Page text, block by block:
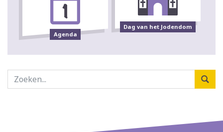
Agenda
Dag van het Jodendom